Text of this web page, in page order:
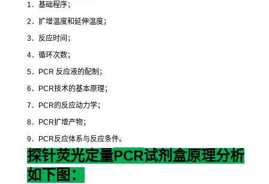
1 ．基础程序；
2 ．扩增温度和延伸温度；
3．反应时间；
4．循环次数；
5． PCR 反应液的配制；
6 ． PCR技术的基本原理；
7 ． PCR的反应动力学；
8． PCR扩增产物；
9． PCR反应体系与反应条件。
探针荧光定量PCR试剂盒原理分析
如下图：